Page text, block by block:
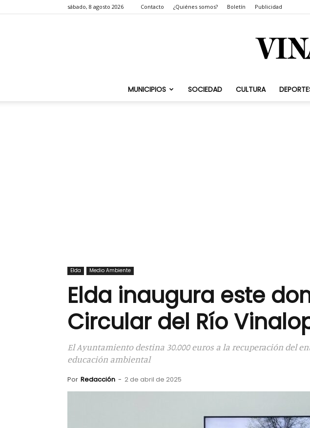
sábado, 8 agosto 2026 Contacto ¿Quiénes somos? Boletín Publicidad
MUNICIPIOS SOCIEDAD CULTURA
Elda Medio Ambiente
Elda inaugura este
Circular del Río
El Ayuntamiento destina 30.000 euros a la recuperación
educación ambiental
Por Redacción - 2 de abril de 2025